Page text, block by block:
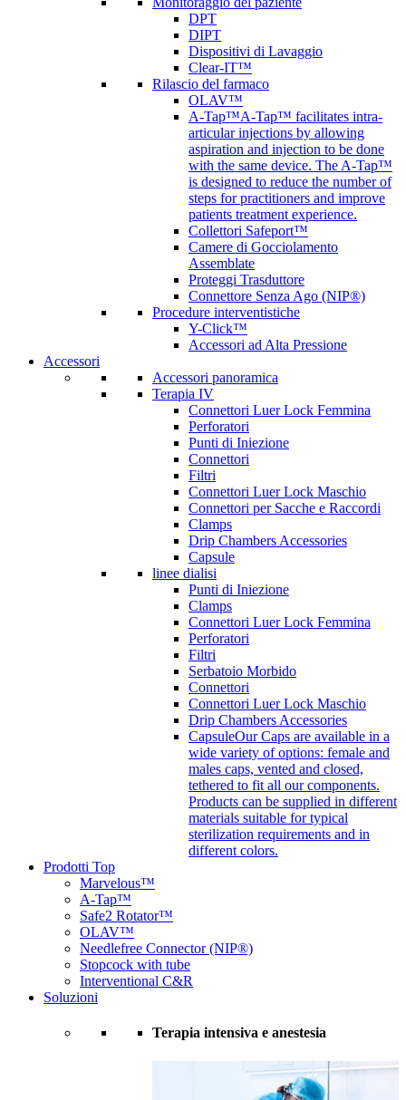
DPT
DIPT
Dispositivi di Lavaggio
Clear-IT™
Rilascio del farmaco
OLAV™
A-Tap™A-Tap™ facilitates intra-
articular injections by allowing
aspiration and injection to be done
with the same device. The A-Tap™
is designed to reduce the number of
steps for practitioners and improve
patients treatment experience.
Collettori Safeport™
Camere di Gocciolamento
Assemblate
Proteggi Trasduttore
Connettore Senza Ago (NIP®)
Procedure interventistiche
Y-Click™
Accessori ad Alta Pressione
Accessori
Accessori panoramica
Terapia IV
Connettori Luer Lock Femmina
Perforatori
Punti di Iniezione
Connettori
Filtri
Connettori Luer Lock Maschio
Connettori per Sacche e Raccordi
Clamps
Drip Chambers Accessories
Capsule
linee dialisi
Punti di Iniezione
Clamps
Connettori Luer Lock Femmina
Perforatori
Filtri
Serbatoio Morbido
Connettori
Connettori Luer Lock Maschio
Drip Chambers Accessories
CapsuleOur Caps are available in a
wide variety of options: female and
males caps, vented and closed,
tethered to fit all our components.
Products can be supplied in different
materials suitable for typical
sterilization requirements and in
different colors.
Prodotti Top
Marvelous™
A-Tap™
Safe2 Rotator™
OLAV™
Needlefree Connector (NIP®)
Stopcock with tube
Interventional C&R
Soluzioni
Terapia intensiva e anestesia